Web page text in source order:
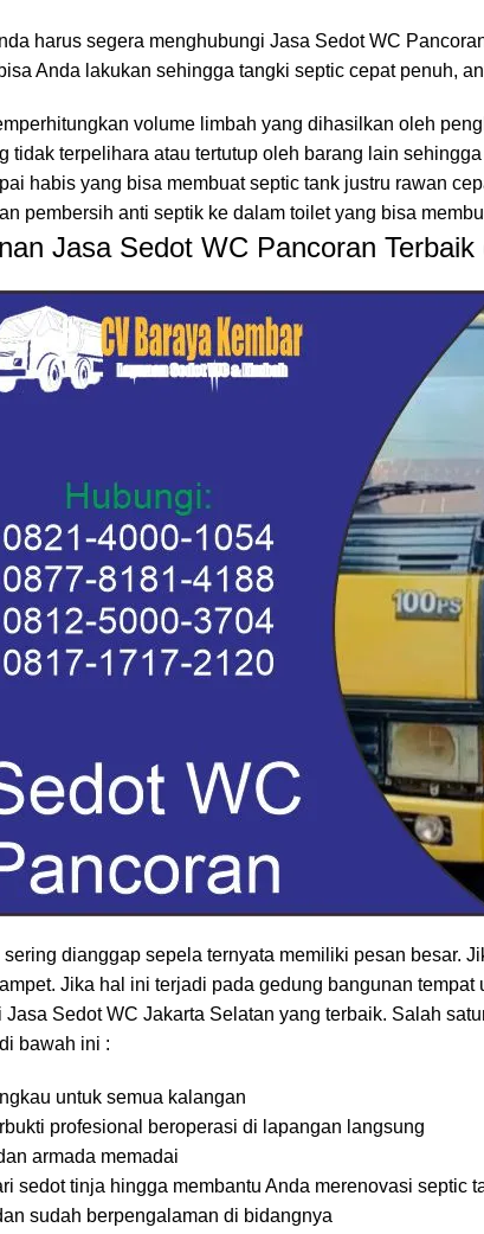
harus segera menghubungi Jasa Sedot WC
Anda lakukan sehingga tangki septic cepat penuh,
volume limbah yang dihasilkan oleh
tidak terpelihara atau tertutup oleh barang lain
habis yang bisa membuat septic tank justru rawan
pembersih anti septik ke dalam toilet yang bisa
Jasa Sedot WC Pancoran Terbaik
dianggap sepela ternyata memiliki pesan besar.
Jika hal ini terjadi pada gedung bangunan
Sedot WC Jakarta Selatan yang terbaik. Salah
bawah ini :
untuk semua kalangan
profesional beroperasi di lapangan langsung
armada memadai
sedot tinja hingga membantu Anda merenovasi septic
sudah berpengalaman di bidangnya